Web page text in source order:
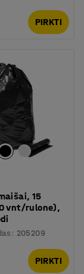
PIRKTI
15
vnt/rulone),
: 205209
PIRKTI